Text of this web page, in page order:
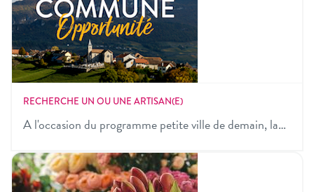
RECHERCHE UN OU UNE ARTISAN(E)
A l'occasion du programme petite ville de demain, la…